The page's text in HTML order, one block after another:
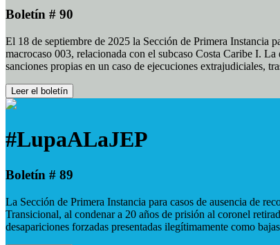
Boletín # 90
El 18 de septiembre de 2025 la Sección de Primera Instancia
macrocaso 003, relacionada con el subcaso Costa Caribe I.
sanciones propias en un caso de ejecuciones extrajudiciales,
Leer el boletín
#LupaALaJEP
Boletín # 89
La Sección de Primera Instancia para casos de ausencia de
Transicional, al condenar a 20 años de prisión al coronel
desapariciones forzadas presentadas ilegítimamente como